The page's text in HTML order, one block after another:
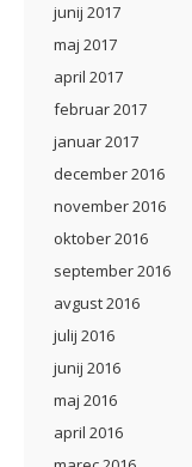
junij 2017
maj 2017
april 2017
februar 2017
januar 2017
december 2016
november 2016
oktober 2016
september 2016
avgust 2016
julij 2016
junij 2016
maj 2016
april 2016